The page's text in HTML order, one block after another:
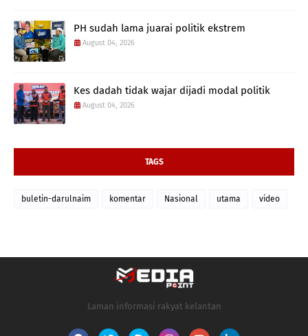
PH sudah lama juarai politik ekstrem
August 04, 2026
Kes dadah tidak wajar dijadi modal politik
August 04, 2026
TAGS
buletin-darulnaim komentar Nasional utama video
Laman informasi rakyat kelantan